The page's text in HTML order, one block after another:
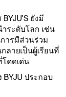
ยังมี
ระดับโลก เช่น
ารมีส่วนร่วม
ลายเป็นผู้เรียนที่
โดดเด่น
ประกอบ